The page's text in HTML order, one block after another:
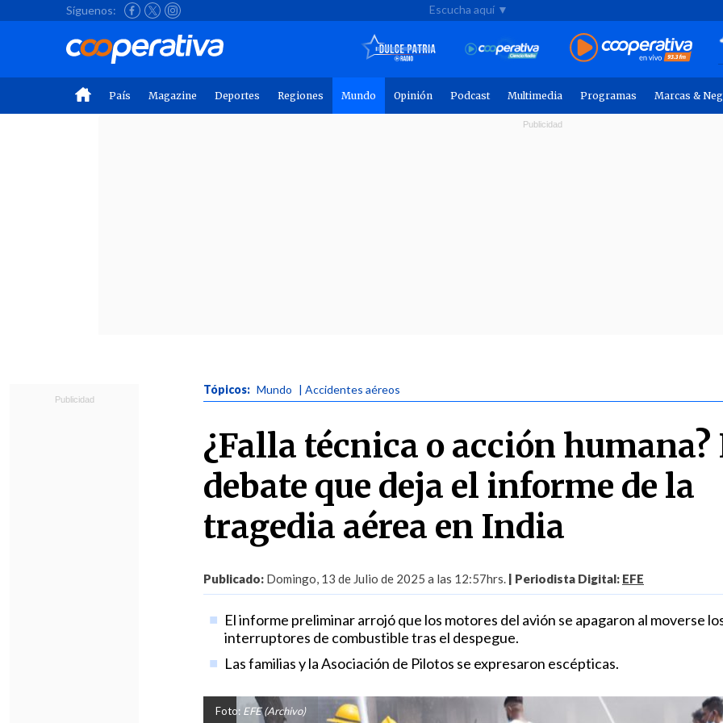
Síguenos: Escucha aquí ▼
País Magazine Deportes Regiones Mundo Opinión Podcast Multimedia Programas Marcas &
Tópicos: Mundo | Accidentes aéreos
¿Falla técnica o acción humana?
debate que deja el informe de la
tragedia aérea en India
Publicado: Domingo, 13 de Julio de 2025 a las 12:57hrs. | Periodista Digital: EFE
El informe preliminar arrojó que los motores del avión se apagaron al moverse
interruptores de combustible tras el despegue.
Las familias y la Asociación de Pilotos se expresaron escépticas.
Foto: EFE (Archivo)